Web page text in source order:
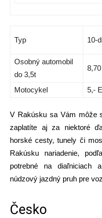
Typ 10-
Osobný automobil
do 3,5t
Motocykel 5,-
V Rakúsku sa Vám môže
zaplatíte aj za niektoré
horské cesty, tunely či
Rakúsku nariadenie,
potrebné na diaľniciach
núdzový jazdný pruh pre
Česko